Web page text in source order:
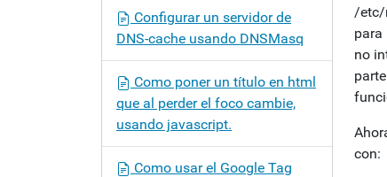
/etc/
para
no
con:
Configurar un servidor de
DNS-cache usando DNSMasq
Como poner un título en html
que al perder el foco cambie,
usando javascript.
Como usar el Google Tag